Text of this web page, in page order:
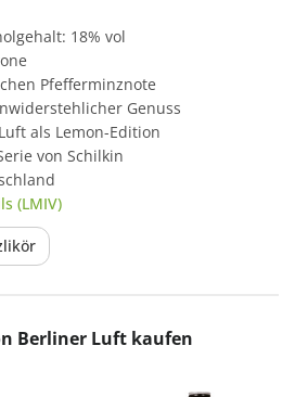
18% vol
Pfefferminznote
Genuss
als Lemon-Edition
von Schilkin
(LMIV)
Berliner Luft kaufen